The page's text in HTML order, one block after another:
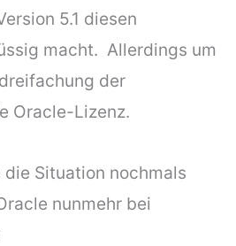
5.1 diesen
macht. Allerdings um
der
Oracle-Lizenz.
Situation nochmals
nunmehr bei